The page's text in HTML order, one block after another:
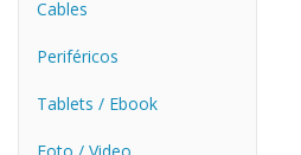
Cables
Periféricos
Tablets / Ebook